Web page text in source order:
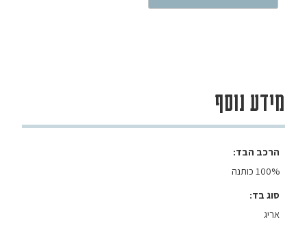
מידע נוסף
הרכב הבד
100% כותנה
סוג בד
אריג